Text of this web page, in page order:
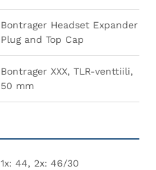
Bontrager Headset Expander
Plug and Top Cap
Bontrager XXX, TLR-venttiili,
50 mm
1x: 44, 2x: 46/30